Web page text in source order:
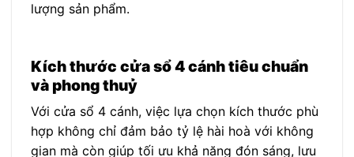
lượng sản phẩm.
Kích thước cửa sổ 4 cánh tiêu chuẩn
và phong thuỷ
Với cửa sổ 4 cánh, việc lựa chọn kích thước phù
hợp không chỉ đảm bảo tỷ lệ hài hoà với không
gian mà còn giúp tối ưu khả năng đón sáng, lưu